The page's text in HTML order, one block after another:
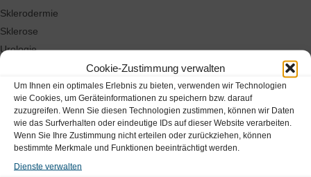
Cookie-Zustimmung verwalten
Um Ihnen ein optimales Erlebnis zu bieten, verwenden wir Technologien
wie Cookies, um Geräteinformationen zu speichern bzw. darauf
zuzugreifen. Wenn Sie diesen Technologien zustimmen, können wir Daten
wie das Surfverhalten oder eindeutige IDs auf dieser Website verarbeiten.
Wenn Sie Ihre Zustimmung nicht erteilen oder zurückziehen, können
bestimmte Merkmale und Funktionen beeinträchtigt werden.
Dienste verwalten
Sklerodermie
Sklerose
Urologie
Wissenschaftliche Beiträge
Archive
Juni 2026
April 2026
Februar 2026